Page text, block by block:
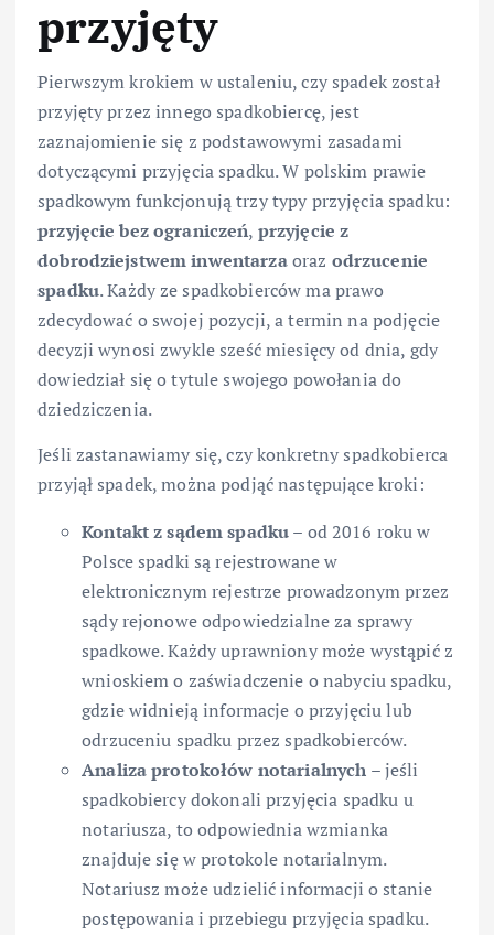
przyjęty
Pierwszym krokiem w ustaleniu, czy spadek został
przyjęty przez innego spadkobiercę, jest
zaznajomienie się z podstawowymi zasadami
dotyczącymi przyjęcia spadku. W polskim prawie
spadkowym funkcjonują trzy typy przyjęcia spadku:
przyjęcie bez ograniczeń, przyjęcie z
dobrodziejstwem inwentarzaoraz odrzucenie
spadku. Każdy ze spadkobierców ma prawo
zdecydować o swojej pozycji, a termin na podjęcie
decyzji wynosi zwykle sześć miesięcy od dnia, gdy
dowiedział się o tytule swojego powołania do
dziedziczenia.
Jeśli zastanawiamy się, czy konkretny spadkobierca
przyjął spadek, można podjąć następujące kroki:
Kontakt z sądem spadku– od 2016 roku w
Polsce spadki są rejestrowane w
elektronicznym rejestrze prowadzonym przez
sądy rejonowe odpowiedzialne za sprawy
spadkowe. Każdy uprawniony może wystąpić z
wnioskiem o zaświadczenie o nabyciu spadku,
gdzie widnieją informacje o przyjęciu lub
odrzuceniu spadku przez spadkobierców.
Analiza protokołów notarialnych – jeśli
spadkobiercy dokonali przyjęcia spadku u
notariusza, to odpowiednia wzmianka
znajduje się w protokole notarialnym.
Notariusz może udzielić informacji o stanie
postępowania i przebiegu przyjęcia spadku.